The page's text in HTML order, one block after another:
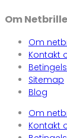
Om
Om
Kontakt
Sitemap
Blog
Om
Kontakt